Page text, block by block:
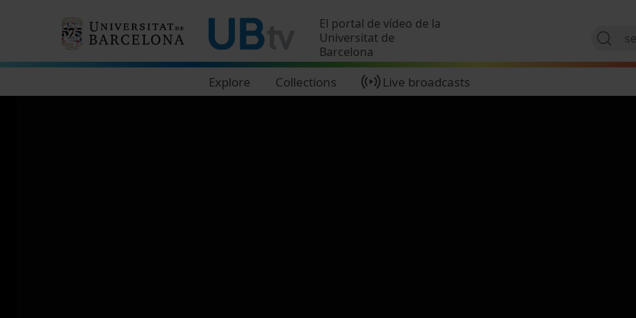
El portal de vídeo de la
Universitat de
Barcelona
Explore Collections Live broadcasts